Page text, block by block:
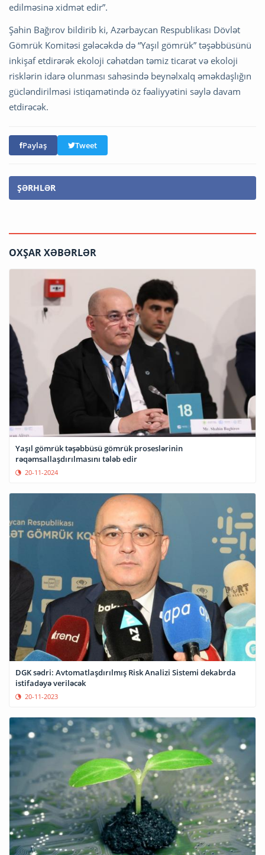
edilməsinə xidmət edir”.
Şahin Bağırov bildirib ki, Azərbaycan Respublikası Dövlət
Gömrük Komitəsi gələcəkdə də “Yaşıl gömrük” təşəbbüsünü
inkişaf etdirərək ekoloji cəhətdən təmiz ticarət və ekoloji
risklərin idarə olunması sahəsində beynəlxalq əməkdaşlığın
gücləndirilməsi istiqamətində öz fəaliyyətini səylə davam
etdirəcək.
Paylaş Tweet
ŞƏRHLƏR
OXŞAR XƏBƏRLƏR
Yaşıl gömrük təşəbbüsü gömrük proseslərinin
rəqəmsallaşdırılmasını tələb edir
20-11-2024
DGK sədri: Avtomatlaşdırılmış Risk Analizi Sistemi dekabrda
istifadəyə veriləcək
20-11-2023